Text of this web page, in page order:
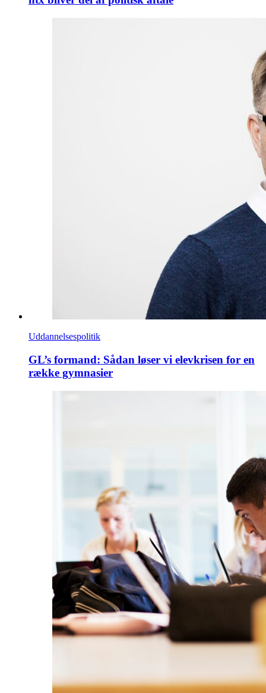
Uddannelsespolitik
GL’s formand: Sådan løser vi elevkrisen for en
række gymnasier